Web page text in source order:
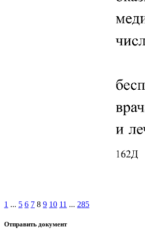
1 ... 5 6 7 8 9 10 11 ... 285
Отправить документ